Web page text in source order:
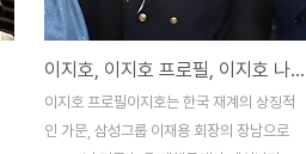
가명 '표 씨'로 등장한 그는 무속인 여자친구
의 범죄(할머니 감금·폭행)에 가담한 것으로
지목되었으며 연천군 시골마을 헛간에 얹혀
사는 생활을 한 것으로 알려졌다. 위자료 141
억 원을 받은 후에도 사회 활동 없이 은둔 생
이지호, 이지호 프로필, 이지호 나이, 이지호 임관식, 이지호 해군
이지호 프로필이지호는 한국 재계의 상징적
인 가문, 삼성그룹 이재용 회장의 장남으로